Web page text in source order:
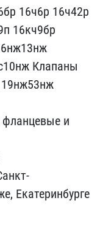
16ч6р 16ч42р
16кч9бр
Клапаны
и​
Екатери​нбурге